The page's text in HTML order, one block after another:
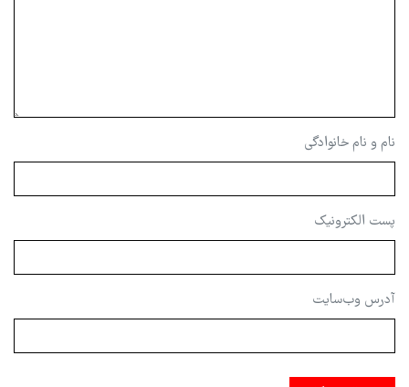
نام و نام خانوادگی
پست الکترونیک
آدرس وب‌سایت